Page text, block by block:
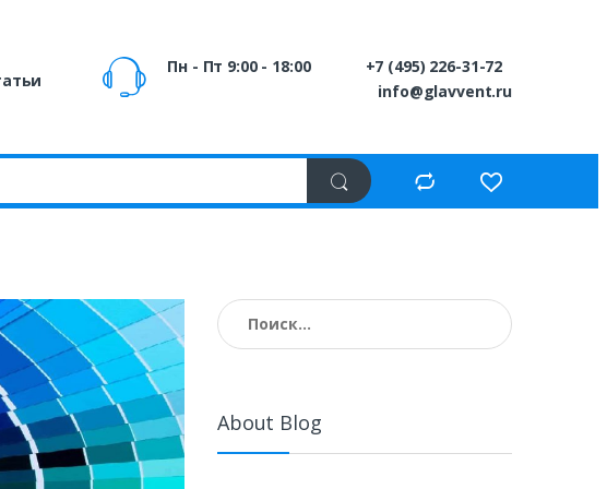
Пн - Пт 9:00 - 18:00+7 (495) 226-31-72
info@glavvent.ru
Найти:
About Blog